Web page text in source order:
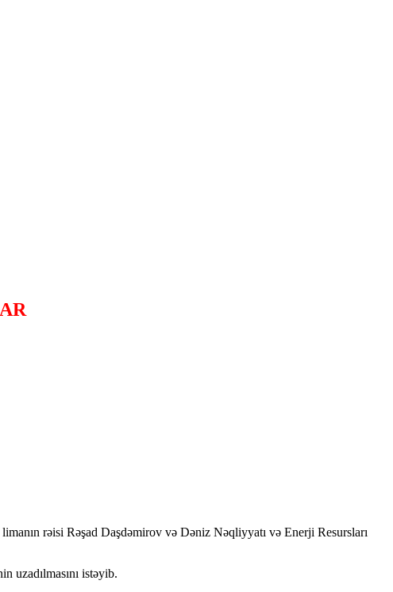
rəisi Rəşad Daşdəmirov və Dəniz Nəqliyyatı və Enerji Resursları
uzadılmasını istəyib.